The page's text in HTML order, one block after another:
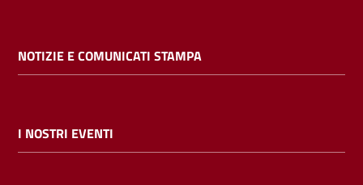
NOTIZIE E COMUNICATI STAMPA
I NOSTRI EVENTI